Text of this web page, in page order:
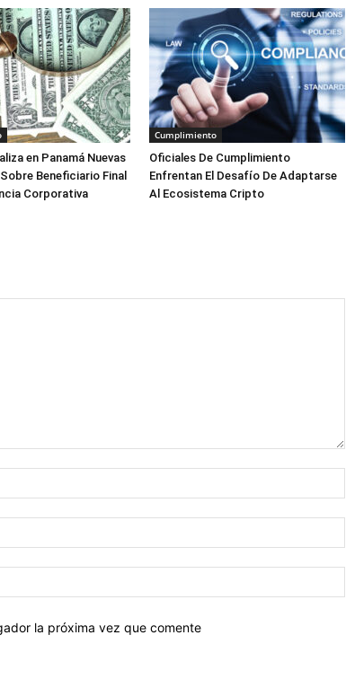
en Panamá Nuevas
Beneficiario Final
Corporativa
Cumplimiento
Oficiales De Cumplimiento
Enfrentan El Desafío De Adaptarse
Al Ecosistema Cripto
la próxima vez que comente